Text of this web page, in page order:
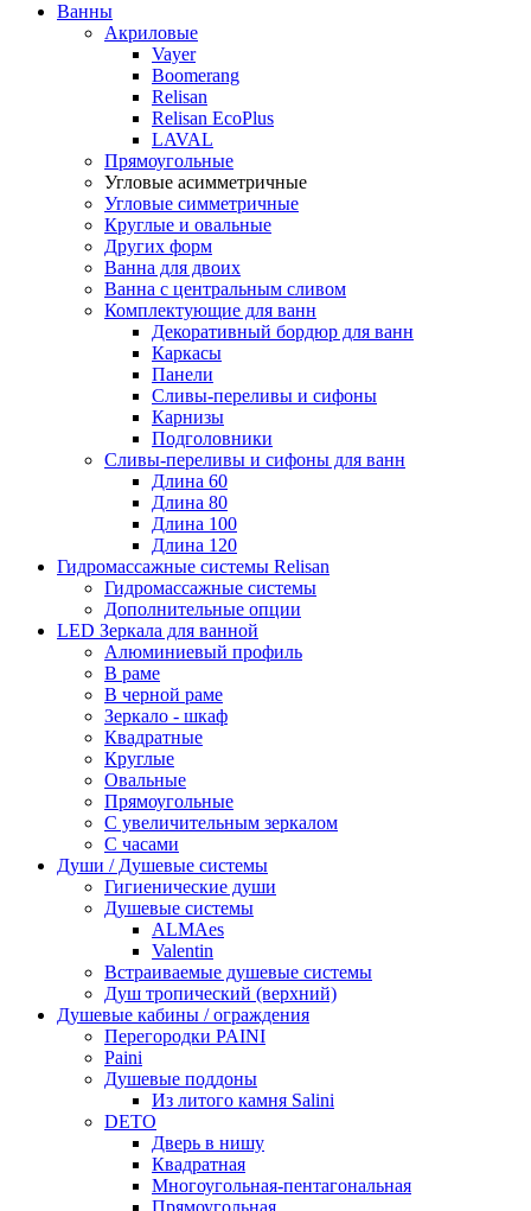
Ванны
Акриловые
Vayer
Boomerang
Relisan
Relisan EcoPlus
LAVAL
Прямоугольные
Угловые асимметричные
Угловые симметричные
Круглые и овальные
Других форм
Ванна для двоих
Ванна с центральным сливом
Комплектующие для ванн
Декоративный бордюр для ванн
Каркасы
Панели
Сливы-переливы и сифоны
Карнизы
Подголовники
Сливы-переливы и сифоны для ванн
Длина 60
Длина 80
Длина 100
Длина 120
Гидромассажные системы Relisan
Гидромассажные системы
Дополнительные опции
LED Зеркала для ванной
Алюминиевый профиль
В раме
В черной раме
Зеркало - шкаф
Квадратные
Круглые
Овальные
Прямоугольные
С увеличительным зеркалом
С часами
Души / Душевые системы
Гигиенические души
Душевые системы
ALMAes
Valentin
Встраиваемые душевые системы
Душ тропический (верхний)
Душевые кабины / ограждения
Перегородки PAINI
Paini
Душевые поддоны
Из литого камня Salini
DETO
Дверь в нишу
Квадратная
Многоугольная-пентагональная
Прямоугольная